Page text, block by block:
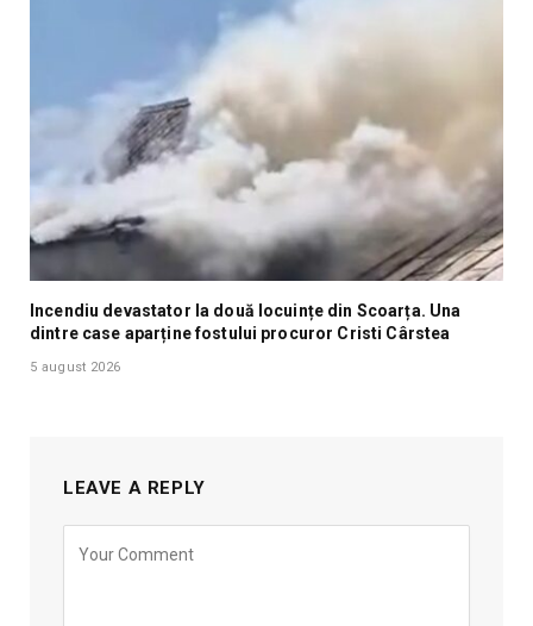
Incendiu devastator la două locuințe din Scoarța. Una
dintre case aparține fostului procuror Cristi Cârstea
5 august 2026
LEAVE A REPLY